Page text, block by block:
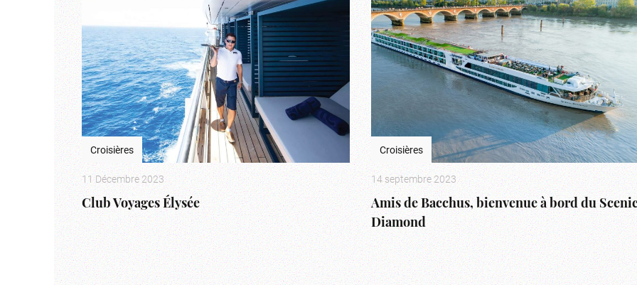
Croisières
11 Décembre 2023
Club Voyages Élysée
Croisières
14 septembre 2023
Amis de Bacchus, bienvenue à bord du
Diamond